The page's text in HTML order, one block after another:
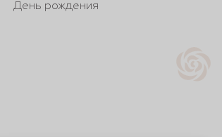
День рождения